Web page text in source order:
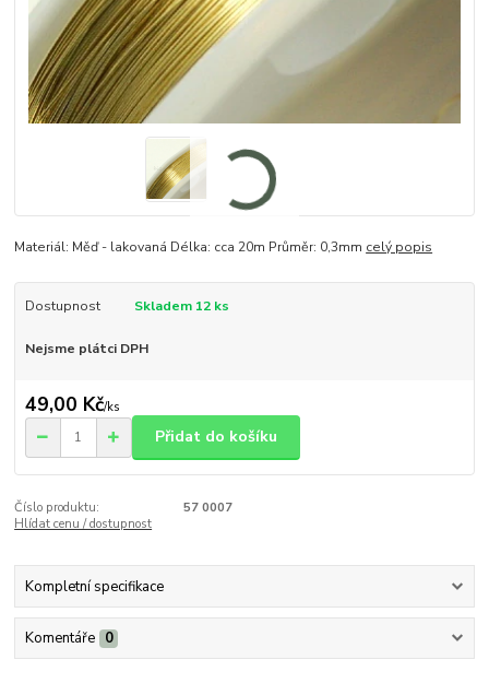
Materiál: Měď - lakovaná Délka: cca 20m Průměr: 0,3mm celý popis
Dostupnost Skladem 12 ks
Nejsme plátci DPH
49,00 Kč/ks
Přidat do košíku
Číslo produktu:
57 0007
Hlídat cenu / dostupnost
Kompletní specifikace
Komentáře 0